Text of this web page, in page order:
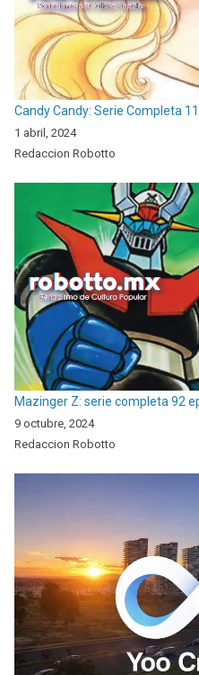
Candy Candy: Serie Completa
1 abril, 2024
Redaccion Robotto
Mazinger Z: serie completa 92
9 octubre, 2024
Redaccion Robotto